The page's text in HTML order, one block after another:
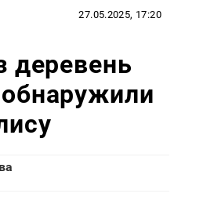
27.05.2025, 17:20
деревень